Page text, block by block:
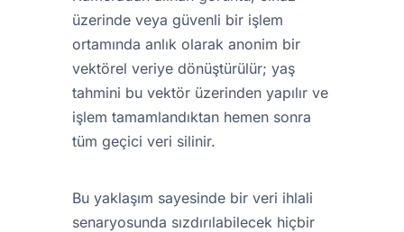
üzerinde veya güvenli bir işlem
ortamında anlık olarak anonim bir
vektörel veriye dönüştürülür; yaş
tahmini bu vektör üzerinden yapılır ve
işlem tamamlandıktan hemen sonra
tüm geçici veri silinir.
Bu yaklaşım sayesinde bir veri ihlali
senaryosunda sızdırılabilecek hiçbir